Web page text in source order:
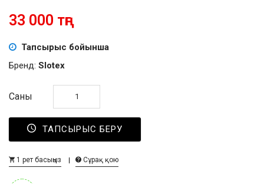
33 000 тңг
Тапсырыс бойынша
Бренд: Slotex
Саны
ТАПСЫРЫС БЕРУ
1 рет басыңыз Сұрақ қою